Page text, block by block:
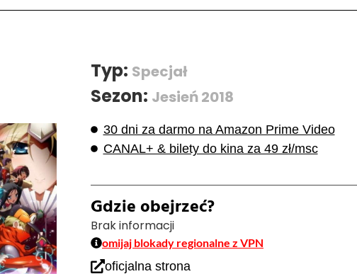
Typ: Specjał
Sezon: Jesień 2018
30 dni za darmo na Amazon Prime Video
CANAL+ & bilety do kina za 49 zł/msc
Gdzie obejrzeć?
Brak informacji
omijaj blokady regionalne z VPN
oficjalna strona